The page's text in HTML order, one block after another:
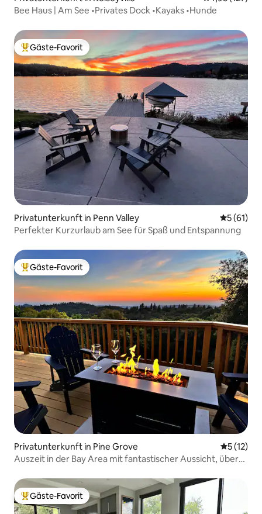
Bee Haus | Am See •Privates Dock •Kayaks •Hunde
Beliebter Gäste-Favorit.
Gäste-Favorit
Privatunterkunft in Penn Valley
5 (61)
Perfekter Kurzurlaub am See für Spaß und Entspannung
Beliebter Gäste-Favorit.
Gäste-Favorit
Privatunterkunft in Pine Grove
5 (12)
Auszeit in der Bay Area mit fantastischer Aussicht, über
Beliebter Gäste-Favorit.
Gäste-Favorit